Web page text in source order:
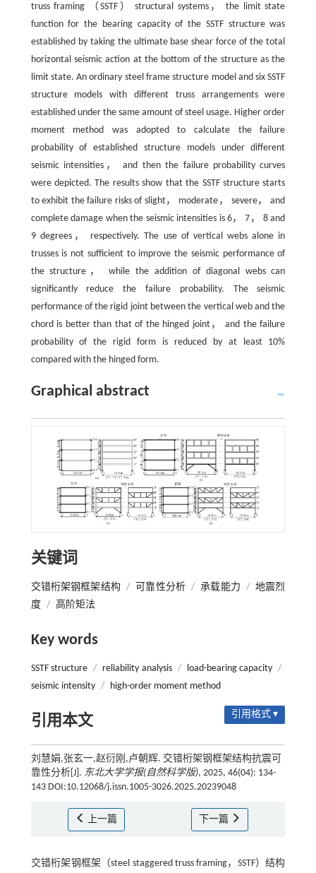
truss framing （SSTF） structural systems， the limit state
function for the bearing capacity of the SSTF structure was
established by taking the ultimate base shear force of the total
horizontal seismic action at the bottom of the structure as the
limit state. An ordinary steel frame structure model and six SSTF
structure models with different truss arrangements were
established under the same amount of steel usage. Higher order
moment method was adopted to calculate the failure
probability of established structure models under different
seismic intensities， and then the failure probability curves
were depicted. The results show that the SSTF structure starts
to exhibit the failure risks of slight， moderate， severe， and
complete damage when the seismic intensities is 6， 7， 8 and
9 degrees， respectively. The use of vertical webs alone in
trusses is not sufficient to improve the seismic performance of
the structure， while the addition of diagonal webs can
significantly reduce the failure probability. The seismic
performance of the rigid joint between the vertical web and the
chord is better than that of the hinged joint， and the failure
probability of the rigid form is reduced by at least 10%
compared with the hinged form.
Graphical abstract
关键词
交错桁架钢框架结构 / 可靠性分析 / 承载能力 / 地震烈
度 / 高阶矩法
Key words
SSTF structure / reliability analysis / load-bearing capacity /
seismic intensity / high-order moment method
引用本文 引用格式 ▾
刘慧娟,张玄一,赵衍刚,卢朝辉. 交错桁架钢框架结构抗震可
靠性分析[J]. 东北大学学报(自然科学版), 2025, 46(04): 134-
143 DOI:10.12068/j.issn.1005-3026.2025.20239048
上一篇 下一篇
交错桁架钢框架（steel staggered truss framing，SSTF）结构